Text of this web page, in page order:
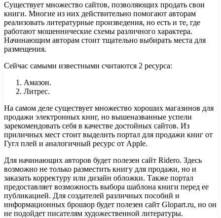
Существует множество сайтов, позволяющих продать свои
книги. Многие из них действительно помогают авторам
реализовать литературные произведения, но есть и те, где
работают мошеннические схемы различного характера.
Начинающим авторам стоит тщательно выбирать места для
размещения.
Сейчас самыми известными считаются 2 ресурса:
Амазон.
Литрес.
На самом деле существует множество хороших магазинов для
продажи электронных книг, но вышеназванные успели
зарекомендовать себя в качестве достойных сайтов. Из
приличных мест стоит выделить портал для продажи книг от
Гугл плей и аналогичный ресурс от Apple.
Для начинающих авторов будет полезен сайт Ridero. Здесь
возможно не только разместить книгу для продажи, но и
заказать корректуру или дизайн обложки. Также портал
предоставляет возможность выбора шаблона книги перед ее
публикацией. Для создателей различных пособий и
информационных брошюр будет полезен сайт Glopart.ru, но он
не подойдет писателям художественной литературы.